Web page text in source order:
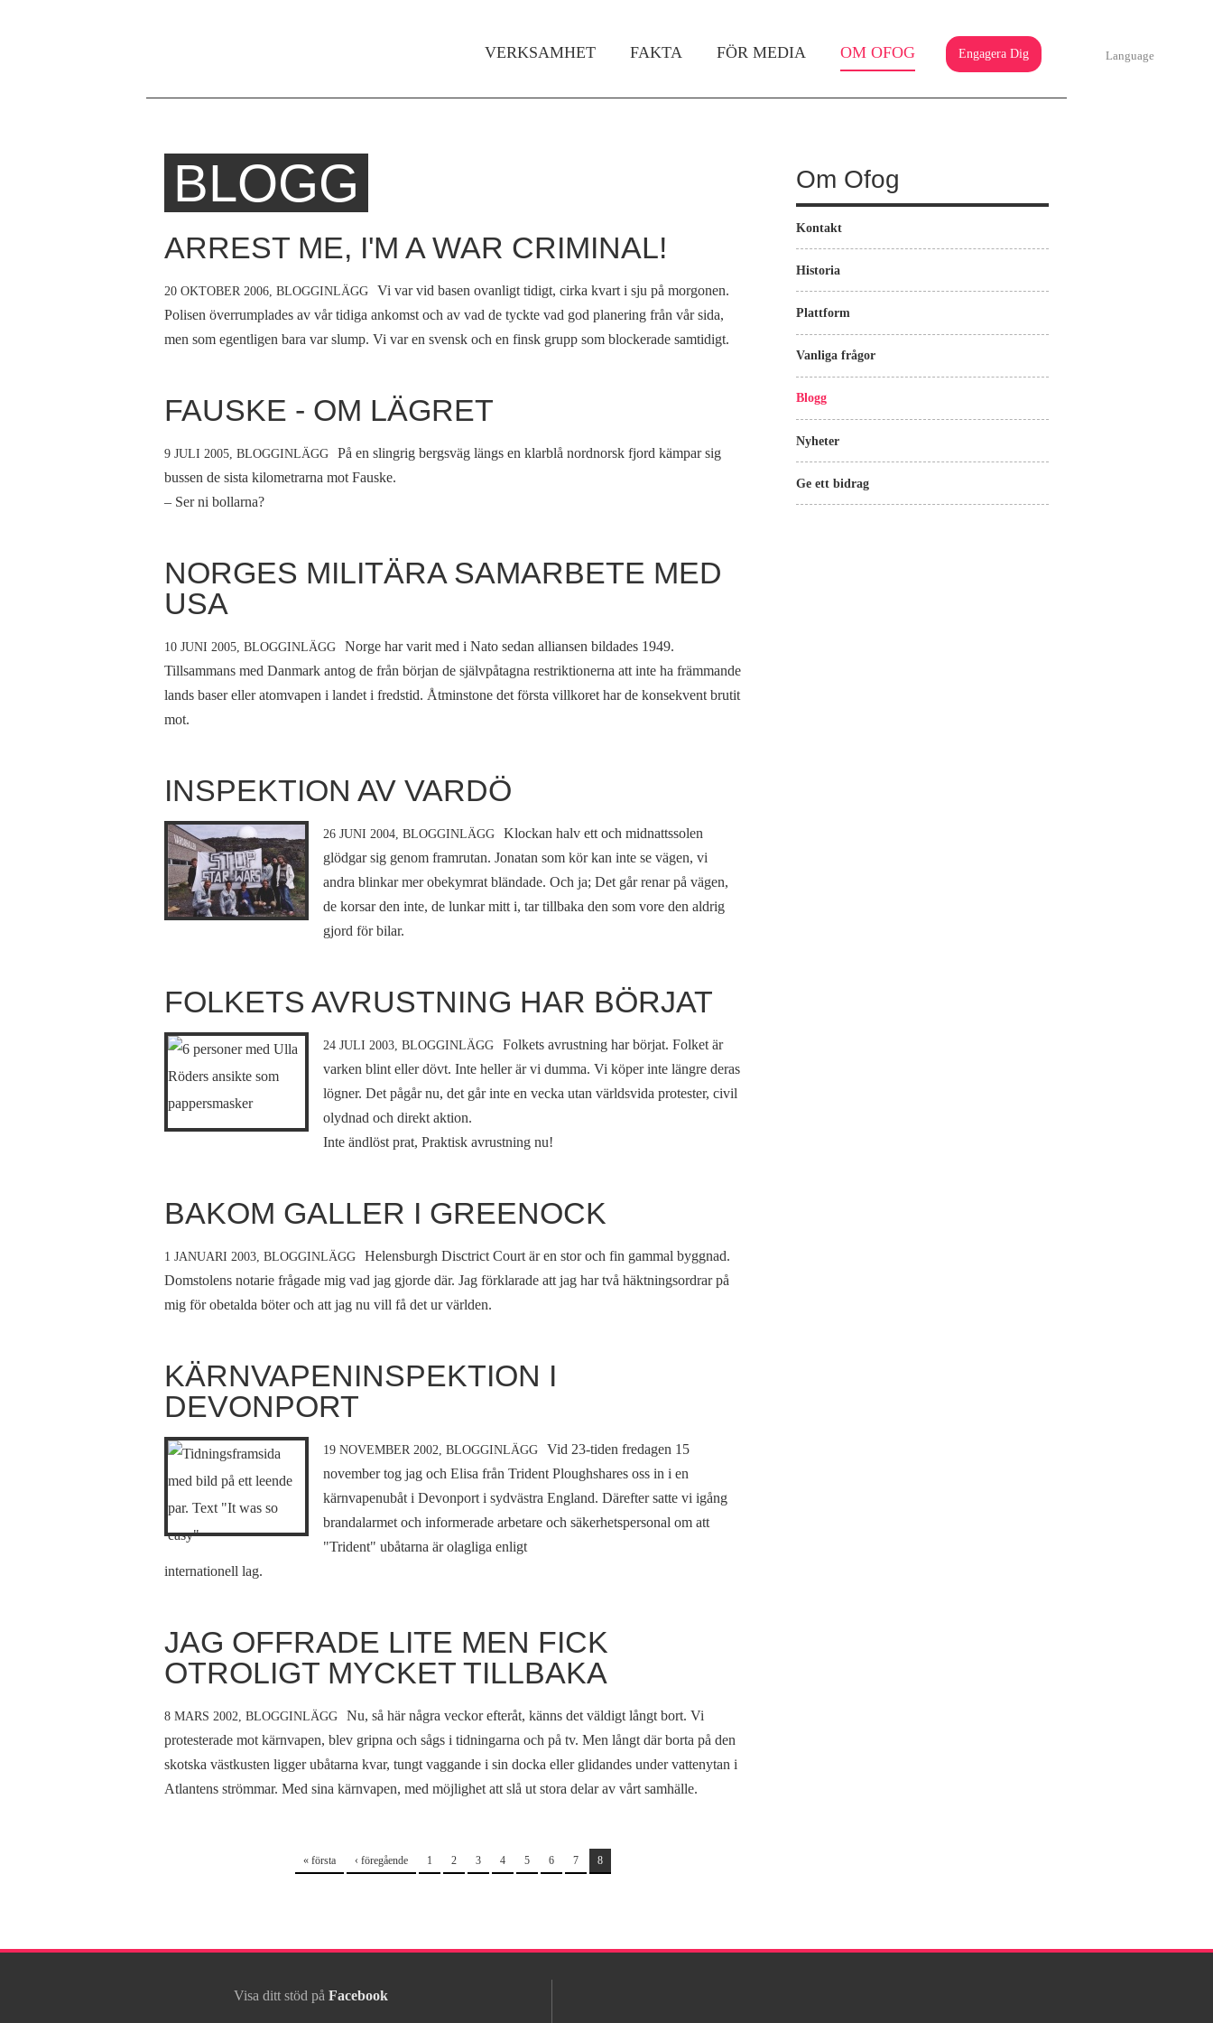
Language
Huvudmeny
VERKSAMHET FAKTA FÖR MEDIA OM OFOG Engagera Dig
Du
är
här
Hem
›
Ofog
BLOGG
ARREST ME, I'M A WAR CRIMINAL!
20 OKTOBER 2006, BLOGGINLÄGG
Vi var vid basen ovanligt tidigt, cirka kvart i sju på morgonen.
Polisen överrumplades av vår tidiga ankomst och av vad de tyckte vad god planering från vår sida,
men som egentligen bara var slump. Vi var en svensk och en finsk grupp som blockerade samtidigt.
FAUSKE - OM LÄGRET
9 JULI 2005, BLOGGINLÄGG
På en slingrig bergsväg längs en klarblå nordnorsk fjord kämpar sig
bussen de sista kilometrarna mot Fauske.
– Ser ni bollarna?
NORGES MILITÄRA SAMARBETE MED
USA
10 JUNI 2005, BLOGGINLÄGG
Norge har varit med i Nato sedan alliansen bildades 1949.
Tillsammans med Danmark antog de från början de självpåtagna restriktionerna att inte ha främmande
lands baser eller atomvapen i landet i fredstid. Åtminstone det första villkoret har de konsekvent brutit
mot.
INSPEKTION AV VARDÖ
26 JUNI 2004, BLOGGINLÄGG
Klockan halv ett och midnattssolen
glödgar sig genom framrutan. Jonatan som kör kan inte se vägen, vi
andra blinkar mer obekymrat bländade. Och ja; Det går renar på vägen,
de korsar den inte, de lunkar mitt i, tar tillbaka den som vore den aldrig
gjord för bilar.
FOLKETS AVRUSTNING HAR BÖRJAT
24 JULI 2003, BLOGGINLÄGG
Folkets avrustning har börjat. Folket är
varken blint eller dövt. Inte heller är vi dumma. Vi köper inte längre deras
lögner. Det pågår nu, det går inte en vecka utan världsvida protester, civil
olydnad och direkt aktion.
Inte ändlöst prat, Praktisk avrustning nu!
BAKOM GALLER I GREENOCK
1 JANUARI 2003, BLOGGINLÄGG
Helensburgh Disctrict Court är en stor och fin gammal byggnad.
Domstolens notarie frågade mig vad jag gjorde där. Jag förklarade att jag har två häktningsordrar på
mig för obetalda böter och att jag nu vill få det ur världen.
KÄRNVAPENINSPEKTION I
DEVONPORT
19 NOVEMBER 2002, BLOGGINLÄGG
Vid 23-tiden fredagen 15
november tog jag och Elisa från Trident Ploughshares oss in i en
kärnvapenubåt i Devonport i sydvästra England. Därefter satte vi igång
brandalarmet och informerade arbetare och säkerhetspersonal om att
"Trident" ubåtarna är olagliga enligt
internationell lag.
JAG OFFRADE LITE MEN FICK
OTROLIGT MYCKET TILLBAKA
8 MARS 2002, BLOGGINLÄGG
Nu, så här några veckor efteråt, känns det väldigt långt bort. Vi
protesterade mot kärnvapen, blev gripna och sågs i tidningarna och på tv. Men långt där borta på den
skotska västkusten ligger ubåtarna kvar, tungt vaggande i sin docka eller glidandes under vattenytan i
Atlantens strömmar. Med sina kärnvapen, med möjlighet att slå ut stora delar av vårt samhälle.
« första ‹ föregående 1 2 3 4 5 6 7 8
Om Ofog
Kontakt
Historia
Plattform
Vanliga frågor
Blogg
Nyheter
Ge ett bidrag
Visa ditt stöd på Facebook